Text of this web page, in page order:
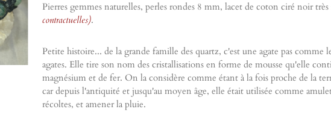
Pierres gemmes naturelles, perles rondes 8 mm, lacet de coton ciré noir très
contractuelles).
Petite histoire... de la grande famille des quartz, c'est une agate pas comme
agates. Elle tire son nom des cristallisations en forme de mousse qu'elle
magnésium et de fer. On la considère comme étant à la fois proche de la
car depuis l'antiquité et jusqu'au moyen âge, elle était utilisée comme
récoltes, et amener la pluie.